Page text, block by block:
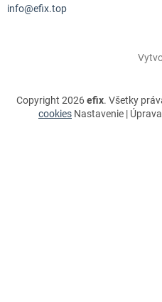
info@efix.top
Copyright 2026efix. Všetky
cookies Nastavenie |